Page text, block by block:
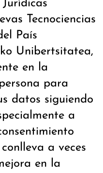
Tecnociencias
País
Unibertsitatea,
en la
para
datos siguiendo
a
a veces
en la